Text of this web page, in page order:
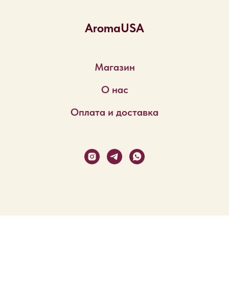
AromaUSA
Магазин
О нас
Оплата и доставка